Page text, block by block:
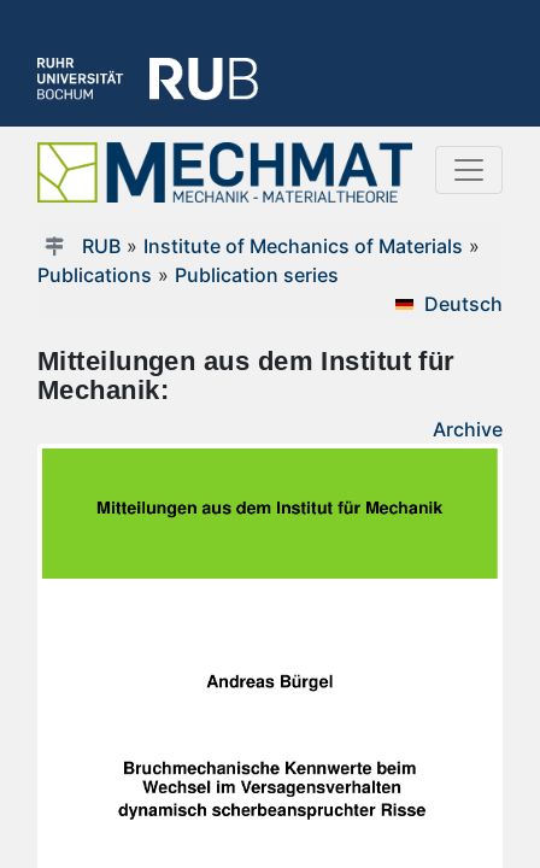
RUB» Institute of Mechanics of Materials »
Publications » Publication series
Deutsch
Mitteilungen aus dem Institut für
Mechanik:
Archive